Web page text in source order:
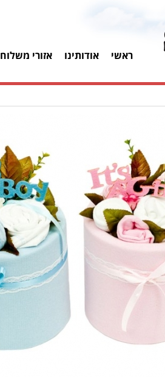
ראשי אודותינו אזורי משלוח